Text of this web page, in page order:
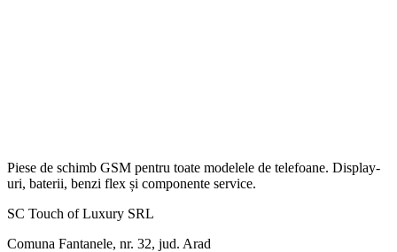
Piese de schimb GSM pentru toate modelele de telefoane. Display-
uri, baterii, benzi flex și componente service.
SC Touch of Luxury SRL
Comuna Fantanele, nr. 32, jud. Arad